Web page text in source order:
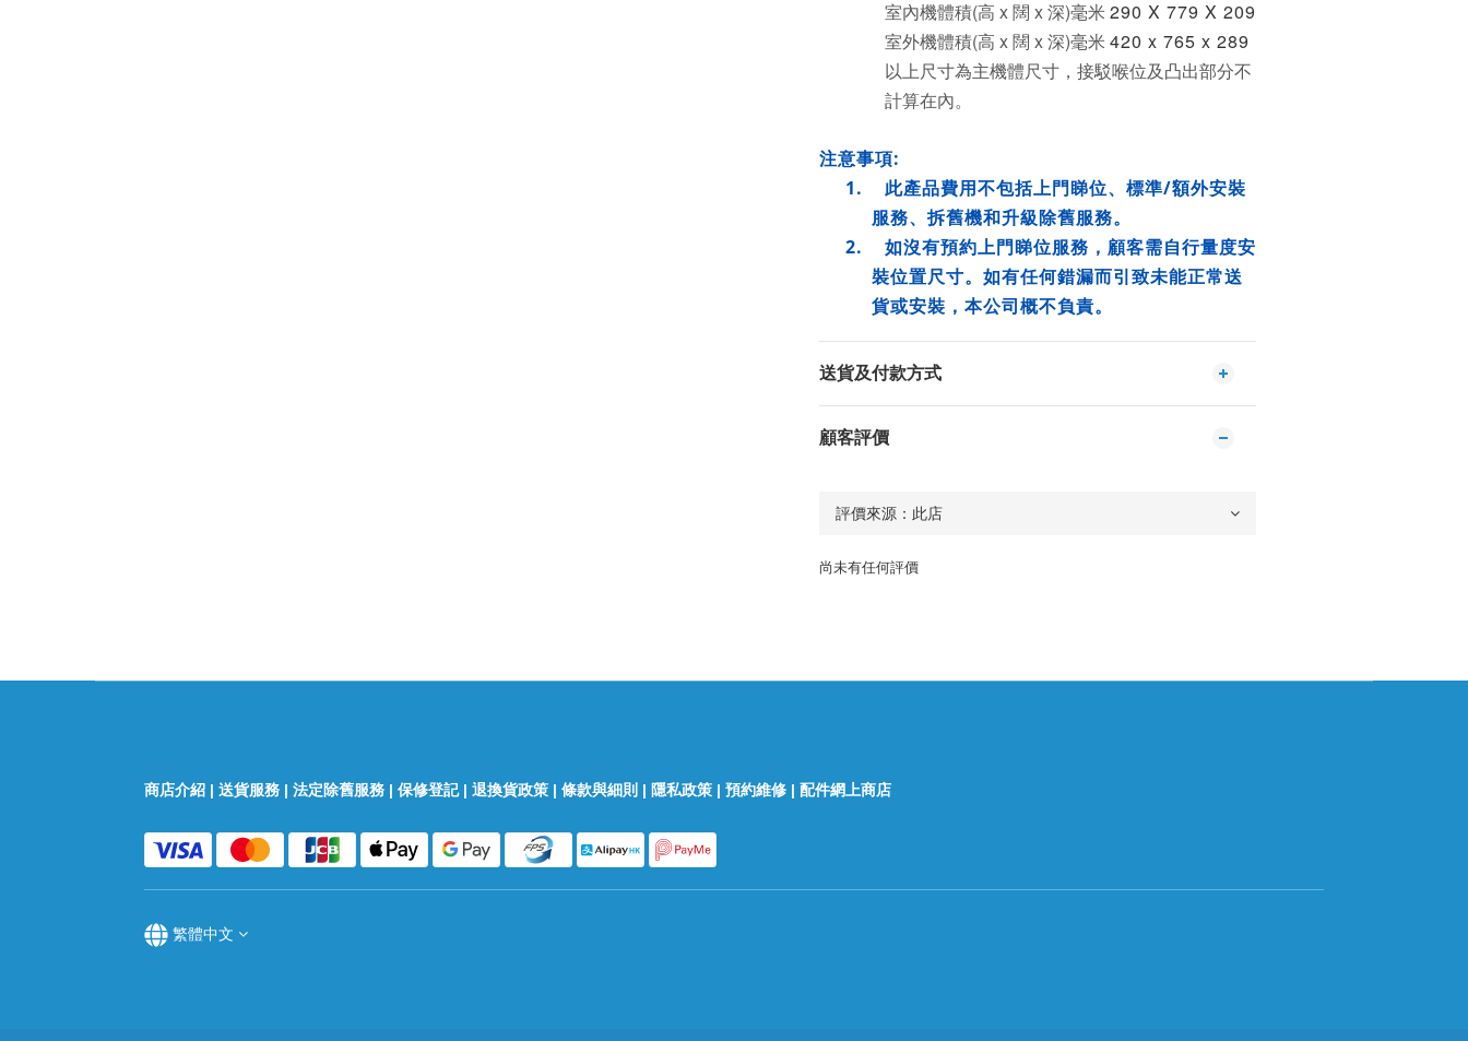
室內機體積(高 x 闊 x 深)毫米 290 X 779 X 209
室外機體積(高 x 闊 x 深)毫米 420 x 765 x 289
以上尺寸為主機體尺寸，接駁喉位及凸出部分不
計算在內。
注意事項:
1.
此產品費用不包括上門睇位、標準/額外安裝
服務、拆舊機和升級除舊服務。
2.
如沒有預約上門睇位服務，顧客需自行量度安
裝位置尺寸。如有任何錯漏而引致未能正常送
貨或安裝，本公司概不負責。
送貨及付款方式
顧客評價
尚未有任何評價
商店介紹 | 送貨服務 | 法定除舊服務 | 保修登記| 退換貨政策 | 條款與細則 | 隱私政策 | 預約維修 | 配件網上商店
繁體中文